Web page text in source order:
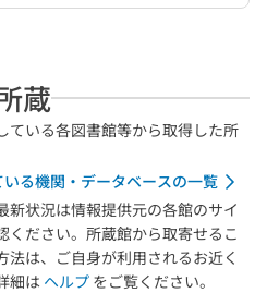
蔵
ている各図書館等から取得した所
る機関・データベースの一覧
新状況は情報提供元の各館のサイ
ください。所蔵館から取寄せるこ
法は、ご自身が利用されるお近く
細は ヘルプ をご覧ください。